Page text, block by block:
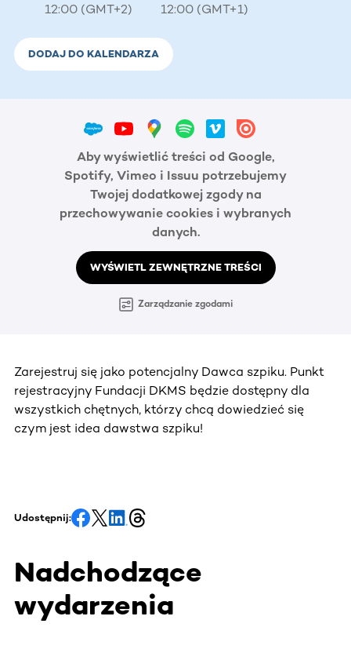
12:00 (GMT+2) 12:00 (GMT+1)
DODAJ DO KALENDARZA
Aby wyświetlić treści od Google,
Spotify, Vimeo i Issuu potrzebujemy
Twojej dodatkowej zgody na
przechowywanie cookies i wybranych
danych.
WYŚWIETL ZEWNĘTRZNE TREŚCI
Zarządzanie zgodami
Zarejestruj się jako potencjalny Dawca szpiku. Punkt
rejestracyjny Fundacji DKMS będzie dostępny dla
wszystkich chętnych, którzy chcą dowiedzieć się
czym jest idea dawstwa szpiku!
Udostępnij:
Nadchodzące
wydarzenia